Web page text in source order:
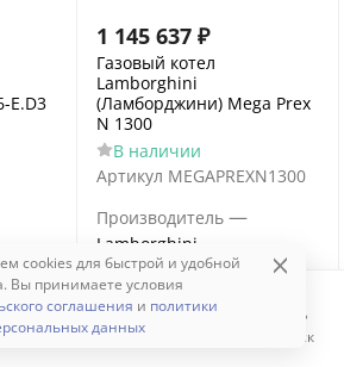
Избранное Поиск
E.D3
1 145 637 ₽
Газовый котел
Lamborghini
(Ламборджини) Mega Prex
N 1300
В наличии
Артикул MEGAPREXN1300
Производитель —
Lamborghini
(Ламборджини)
Серия —
Lamborghini Mega Prex N
cookies для быстрой и удобной
Вы принимаете условия
соглашения и политики
данных